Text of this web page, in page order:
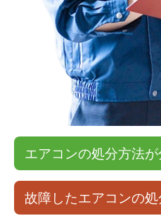
エアコンの処分方法
故障したエアコンの